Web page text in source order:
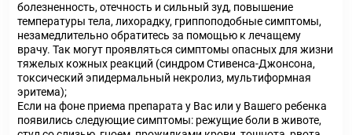
болезненность, отечность и сильный зуд, повышение
температуры тела, лихорадку, гриппоподобные симптомы,
незамедлительно обратитесь за помощью к лечащему
врачу. Так могут проявляться симптомы опасных для жизни
тяжелых кожных реакций (синдром Стивенса-Джонсона,
токсический эпидермальный некролиз, мультиформная
эритема);
Если на фоне приема препарата у Вас или у Вашего ребенка
появились следующие симптомы: режущие боли в животе,